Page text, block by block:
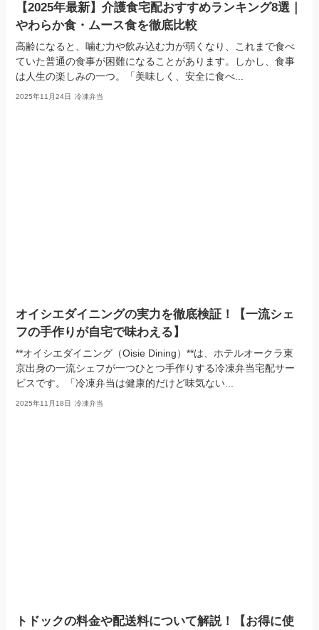
【2025年最新】介護食宅配おすすめランキング8選｜
やわらか食・ムース食を徹底比較
高齢になると、噛む力や飲み込む力が弱くなり、これまで食べ
ていた普通の食事が困難になることがあります。しかし、食事
は人生の楽しみの一つ。「美味しく、安全に食べ...
2025年11月24日 冷凍弁当
オイシエダイニングの実力を徹底検証！【一流シェ
フの手作りが自宅で味わえる】
**オイシエダイニング（Oisie Dining）**は、ホテルオークラ東
京出身の一流シェフが一つひとつ手作りする冷凍弁当宅配サー
ビスです。「冷凍弁当は健康的だけど味気ない...
2025年11月18日 冷凍弁当
トドックの料金や配送料について解説！【お得に使